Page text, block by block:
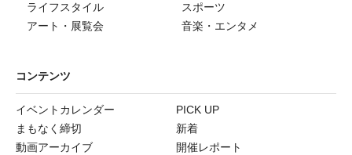
ライフスタイル
スポーツ
アート・展覧会
音楽・エンタメ
コンテンツ
イベントカレンダー
PICK UP
まもなく締切
新着
動画アーカイブ
開催レポート